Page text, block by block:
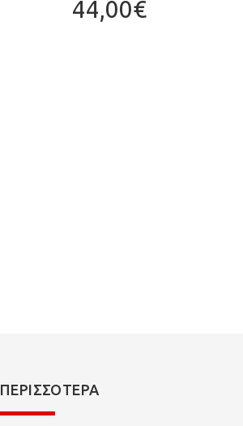
44,00€
ΠΕΡΙΣΣΌΤΕΡΑ